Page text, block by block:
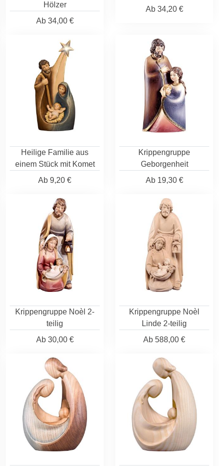
Hölzer
Ab34,00 €
Ab34,20 €
Heilige Familie aus
einem Stück mit Komet
Ab 9,20 €
Krippengruppe
Geborgenheit
Ab19,30 €
Krippengruppe Noèl 2-
teilig
Ab30,00 €
Krippengruppe Noèl
Linde 2-teilig
Ab 588,00 €